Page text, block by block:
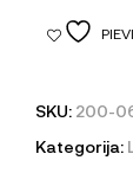
SKU: 200-
Kategorija: